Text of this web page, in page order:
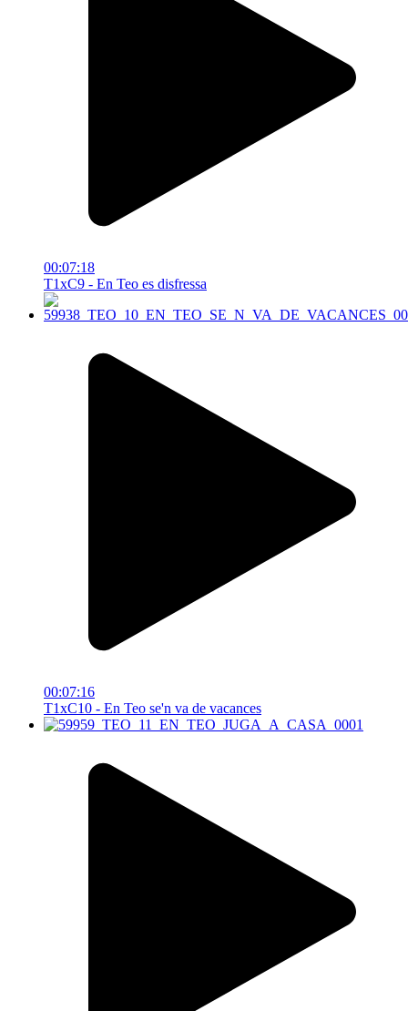
00:07:18
T1xC9 - En Teo es disfressa
00:07:16
T1xC10 - En Teo se'n va de vacances